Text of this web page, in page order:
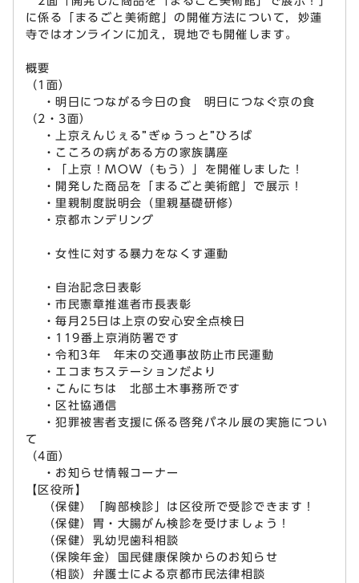
に係る「まるごと美術館」の開催方法について，妙蓮
寺ではオンラインに加え，現地でも開催します。
概要
（1面）
・明日につながる今日の食 明日につなぐ京の食
（2・3面）
・上京えんじぇる”ぎゅうっと”ひろば
・こころの病がある方の家族講座
・「上京！MOW（もう）」を開催しました！
・開発した商品を「まるごと美術館」で展示！
・里親制度説明会（里親基礎研修）
・京都ホンデリング
・女性に対する暴力をなくす運動
・自治記念日表彰
・市民憲章推進者市長表彰
・毎月25日は上京の安心安全点検日
・119番上京消防署です
・令和3年 年末の交通事故防止市民運動
・エコまちステーションだより
・こんにちは 北部土木事務所です
・区社協通信
・犯罪被害者支援に係る啓発パネル展の実施につい
て
（4面）
・お知らせ情報コーナー
【区役所】
（保健）「胸部検診」は区役所で受診できます！
（保健）胃・大腸がん検診を受けましょう！
（保健）乳幼児歯科相談
（保険年金）国民健康保険からのお知らせ
（相談）弁護士による京都市民法律相談